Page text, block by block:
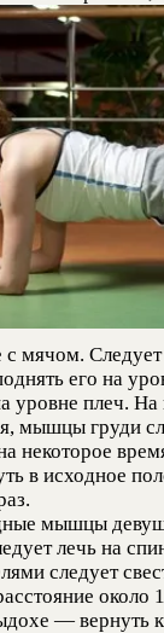
мячом. Следует
его на
уровне плеч.
мышцы груди
некоторое
в исходное
мышцы
лечь на
следует
около
— вернуть